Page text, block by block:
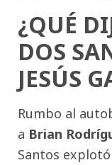
¿QUÉ
DOS
JESÚS
Rumbo al
a Brian
Santos